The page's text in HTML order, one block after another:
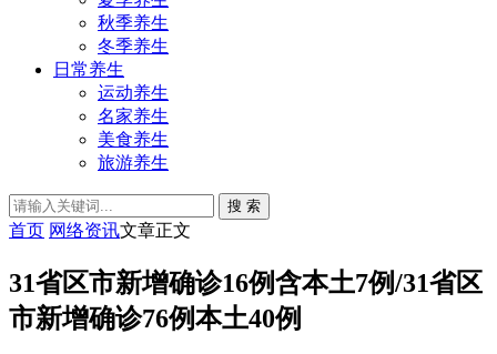
秋季养生
冬季养生
日常养生
运动养生
名家养生
美食养生
旅游养生
搜 索
首页 网络资讯文章正文
31省区市新增确诊16例含本土7例/31省区
市新增确诊76例本土40例